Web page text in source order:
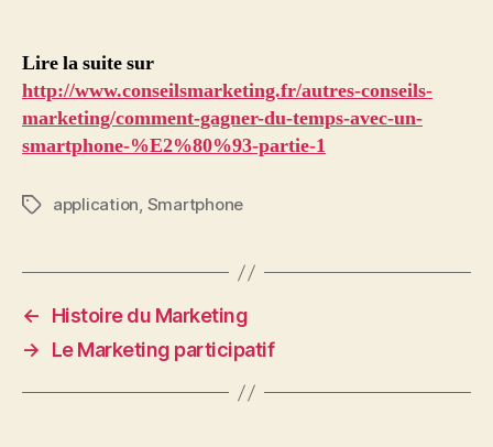
Lire la suite sur
http://www.conseilsmarketing.fr/autres-conseils-
marketing/comment-gagner-du-temps-avec-un-
smartphone-%E2%80%93-partie-1
Étiquettes
application, Smartphone
←
Histoire du Marketing
→
Le Marketing participatif